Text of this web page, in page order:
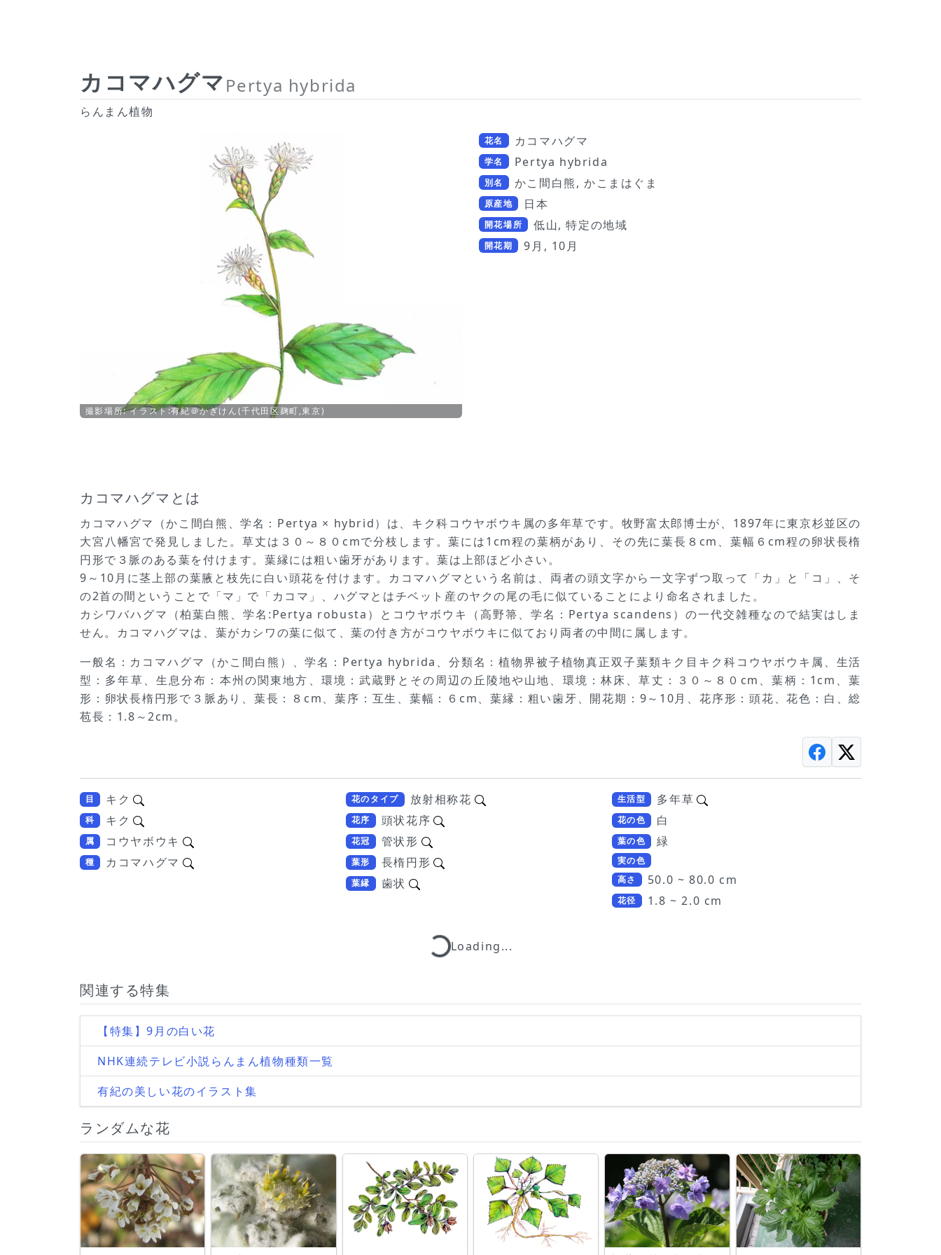
カコマハグマPertya hybrida
らんまん植物
撮影場所: イラスト:有紀＠かぎけん(千代田区麹町,東京)
花名 カコマハグマ
学名 Pertya hybrida
別名 かこ間白熊, かこまはぐま
原産地 日本
開花場所 低山, 特定の地域
開花期 9月, 10月
カコマハグマとは
カコマハグマ（かこ間白熊、学名：Pertya × hybrid）は、キク科コウヤボウキ属の多年草です。牧野富太郎博士が、1897年に東京杉並区の
大宮八幡宮で発見しました。草丈は３０～８０cmで分枝します。葉には1cm程の葉柄があり、その先に葉長８cm、葉幅６cm程の卵状長楕
円形で３脈のある葉を付けます。葉縁には粗い歯牙があります。葉は上部ほど小さい。
9～10月に茎上部の葉腋と枝先に白い頭花を付けます。カコマハグマという名前は、両者の頭文字から一文字ずつ取って「カ」と「コ」、そ
の2首の間ということで「マ」で「カコマ」、ハグマとはチベット産のヤクの尾の毛に似ていることにより命名されました。
カシワバハグマ（柏葉白熊、学名:Pertya robusta）とコウヤボウキ（高野箒、学名：Pertya scandens）の一代交雑種なので結実はしま
せん。カコマハグマは、葉がカシワの葉に似て、葉の付き方がコウヤボウキに似ており両者の中間に属します。
一般名：カコマハグマ（かこ間白熊）、学名：Pertya hybrida、分類名：植物界被子植物真正双子葉類キク目キク科コウヤボウキ属、生活
型：多年草、生息分布：本州の関東地方、環境：武蔵野とその周辺の丘陵地や山地、環境：林床、草丈：３０～８０cm、葉柄：1cm、葉
形：卵状長楕円形で３脈あり、葉長：８cm、葉序：互生、葉幅：６cm、葉縁：粗い歯牙、開花期：9～10月、花序形：頭花、花色：白、総
苞長：1.8～2cm。
目 キク
科 キク
属 コウヤボウキ
種 カコマハグマ
花のタイプ 放射相称花
花序 頭状花序
花冠 管状形
葉形 長楕円形
葉縁 歯状
生活型 多年草
花の色 白
葉の色 緑
実の色
高さ
50.0 ~ 80.0 cm
花径 1.8 ~ 2.0 cm
Loading...Loading...
関連する特集
【特集】9月の白い花
NHK連続テレビ小説らんまん植物種類一覧
有紀の美しい花のイラスト集
ランダムな花